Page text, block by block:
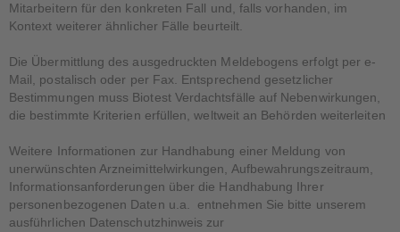
Mitarbeitern für den konkreten Fall und, falls vorhanden, im
Kontext weiterer ähnlicher Fälle beurteilt.
Die Übermittlung des ausgedruckten Meldebogens erfolgt per e-
Mail, postalisch oder per Fax. Entsprechend gesetzlicher
Bestimmungen muss Biotest Verdachtsfälle auf Nebenwirkungen,
die bestimmte Kriterien erfüllen, weltweit an Behörden weiterleiten
Weitere Informationen zur Handhabung einer Meldung von
unerwünschten Arzneimittelwirkungen, Aufbewahrungszeitraum,
Informationsanforderungen über die Handhabung Ihrer
personenbezogenen Daten u.a. entnehmen Sie bitte unserem
ausführlichen Datenschutzhinweis zur